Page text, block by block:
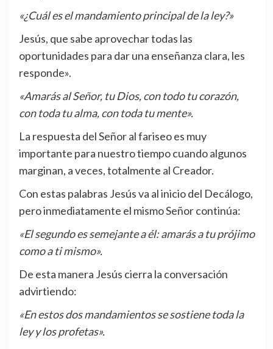
«¿Cuál es el mandamiento principal de la ley?»
Jesús, que sabe aprovechar todas las
oportunidades para dar una enseñanza clara, les
responde».
«Amarás al Señor, tu Dios, con todo tu corazón,
con toda tu alma, con toda tu mente».
La respuesta del Señor al fariseo es muy
importante para nuestro tiempo cuando algunos
marginan, a veces, totalmente al Creador.
Con estas palabras Jesús va al inicio del Decálogo,
pero inmediatamente el mismo Señor continúa:
«El segundo es semejante a él: amarás a tu prójimo
como a ti mismo».
De esta manera Jesús cierra la conversación
advirtiendo:
«En estos dos mandamientos se sostiene toda la
ley y los profetas».